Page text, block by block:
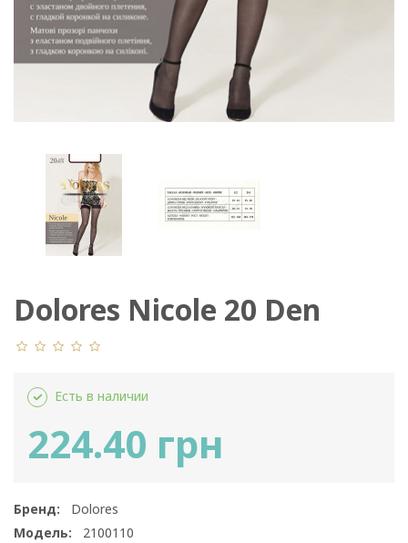
Dolores Nicole 20 Den
Есть в наличии
224.40 грн
Бренд:
Dolores
Модель:
2100110